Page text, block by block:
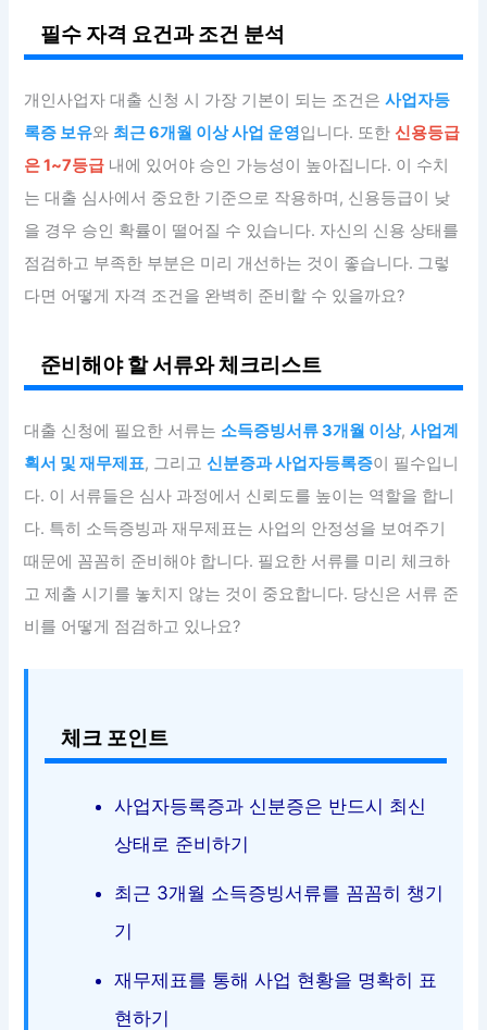
필수 자격 요건과 조건 분석
개인사업자 대출 신청 시 가장 기본이 되는 조건은사업자등
록증 보유와 최근 6개월 이상 사업 운영입니다. 또한신용등급
은 1~7등급 내에 있어야 승인 가능성이 높아집니다. 이 수치
는 대출 심사에서 중요한 기준으로 작용하며, 신용등급이 낮
을 경우 승인 확률이 떨어질 수 있습니다. 자신의 신용 상태를
점검하고 부족한 부분은 미리 개선하는 것이 좋습니다. 그렇
다면 어떻게 자격 조건을 완벽히 준비할 수 있을까요?
준비해야 할 서류와 체크리스트
대출 신청에 필요한 서류는 소득증빙서류 3개월 이상,사업계
획서 및 재무제표, 그리고신분증과 사업자등록증이 필수입니
다. 이 서류들은 심사 과정에서 신뢰도를 높이는 역할을 합니
다. 특히 소득증빙과 재무제표는 사업의 안정성을 보여주기
때문에 꼼꼼히 준비해야 합니다. 필요한 서류를 미리 체크하
고 제출 시기를 놓치지 않는 것이 중요합니다. 당신은 서류 준
비를 어떻게 점검하고 있나요?
체크 포인트
사업자등록증과 신분증은 반드시 최신
상태로 준비하기
최근 3개월 소득증빙서류를 꼼꼼히 챙기
기
재무제표를 통해 사업 현황을 명확히 표
현하기